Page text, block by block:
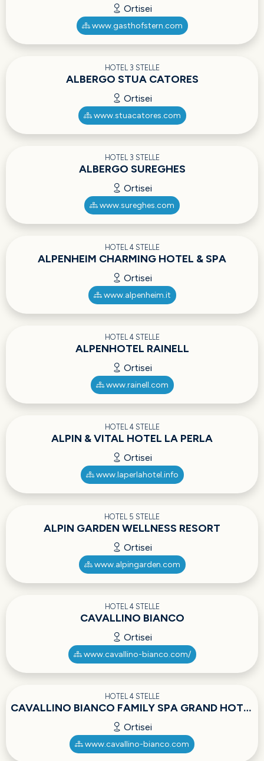
Ortisei
www.gasthofstern.com
HOTEL 3 STELLE
ALBERGO STUA CATORES
Ortisei
www.stuacatores.com
HOTEL 3 STELLE
ALBERGO SUREGHES
Ortisei
www.sureghes.com
HOTEL 4 STELLE
ALPENHEIM CHARMING HOTEL & SPA
Ortisei
www.alpenheim.it
HOTEL 4 STELLE
ALPENHOTEL RAINELL
Ortisei
www.rainell.com
HOTEL 4 STELLE
ALPIN & VITAL HOTEL LA PERLA
Ortisei
www.laperlahotel.info
HOTEL 5 STELLE
ALPIN GARDEN WELLNESS RESORT
Ortisei
www.alpingarden.com
HOTEL 4 STELLE
CAVALLINO BIANCO
Ortisei
www.cavallino-bianco.com/
HOTEL 4 STELLE
CAVALLINO BIANCO FAMILY SPA GRAND HOTEL
Ortisei
www.cavallino-bianco.com